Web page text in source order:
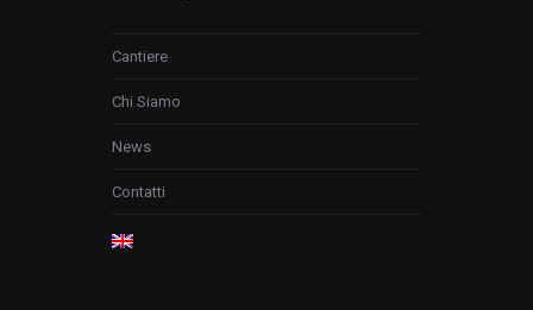
Cantiere
Chi Siamo
News
Contatti